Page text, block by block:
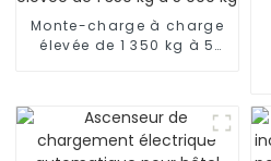
Monte-charge à charge
élevée de 1 350 kg à 5